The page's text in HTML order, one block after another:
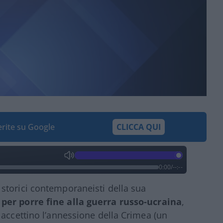
su Google CLICCA QUI
0:00/--:--
contemporaneisti della sua
porre fine alla guerra russo-ucraina,
l’annessione della Crimea (un